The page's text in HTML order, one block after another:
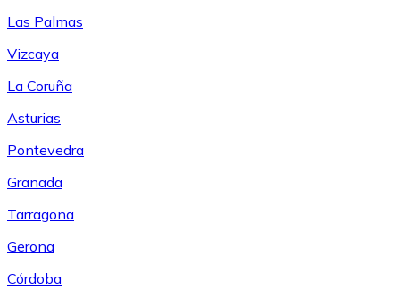
Las Palmas
Vizcaya
La Coruña
Asturias
Pontevedra
Granada
Tarragona
Gerona
Córdoba